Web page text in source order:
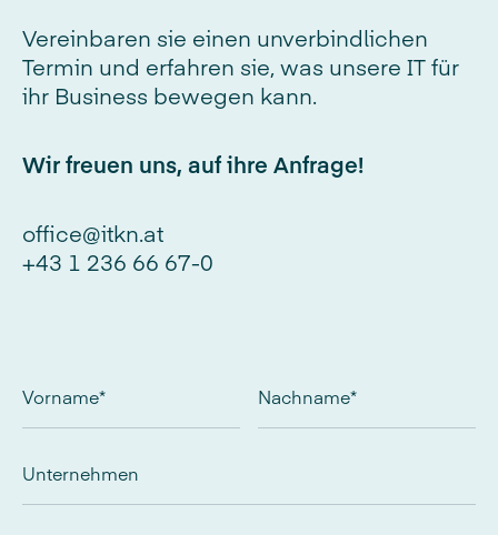
Vereinbaren sie einen unverbindlichen
Termin und erfahren sie, was unsere IT für
ihr Business bewegen kann.
Wir freuen uns, auf ihre Anfrage!
office@itkn.at
+43 1 236 66 67-0
Vorname* Nachname*
Unternehmen